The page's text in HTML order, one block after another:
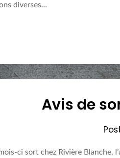
diverses…
Avis de
ci sort chez Rivière Blanche,